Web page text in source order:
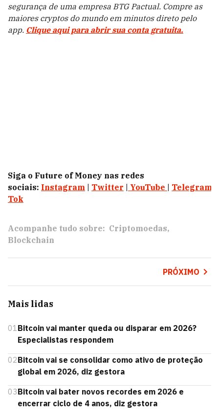
segurança de uma empresa BTG Pactual. Compre as
maiores cryptos do mundo em minutos direto pelo
app. Clique aqui para abrir sua conta gratuita.
Siga o Future of Money nas redes
sociais: Instagram Twitter YouTube Telegram
Tok
Acompanhe tudo sobre: Criptomoedas
Blockchain
PRÓXIMO
Mais lidas
01Bitcoin vai manter queda ou disparar em 2026?
Especialistas respondem
02Bitcoin vai se consolidar como ativo de proteção
global em 2026, diz gestora
03Bitcoin vai bater novos recordes em 2026 e
encerrar ciclo de 4 anos, diz gestora